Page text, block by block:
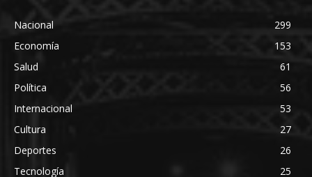
Nacional
299
Economía
153
Salud
61
Política
56
Internacional
53
Cultura
27
Deportes
26
Tecnología
25